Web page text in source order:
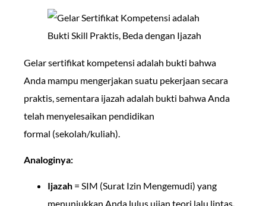
Gelar sertifikat kompetensi adalah bukti bahwa
Anda mampu mengerjakan suatu pekerjaan secara
praktis, sementara ijazah adalah bukti bahwa Anda
telah menyelesaikan pendidikan
formal (sekolah/kuliah).
Analoginya:
Ijazah = SIM (Surat Izin Mengemudi) yang
menunjukkan Anda lulus ujian teori lalu lintas.